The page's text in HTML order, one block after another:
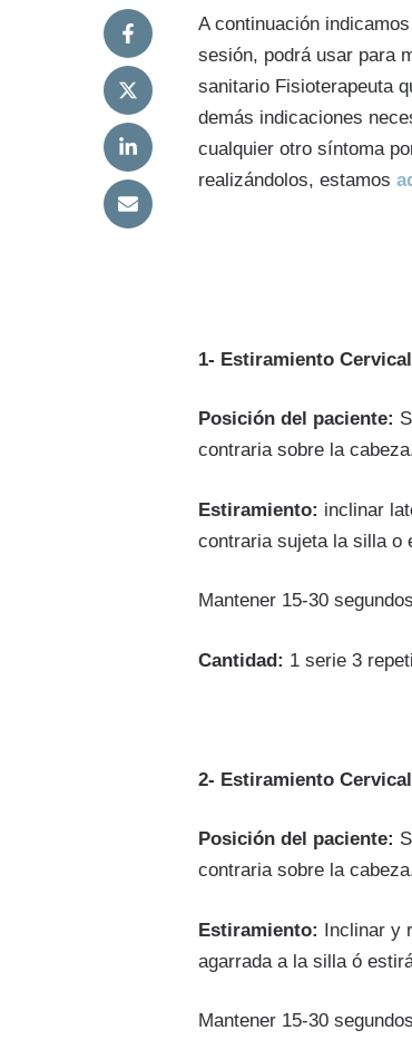
A continuación
sesión, podrá usar para
sanitario Fisioterapeuta
demás indicaciones
cualquier otro síntoma
realizándolos, estamos
1- Estiramiento
Posición del paciente:
contraria sobre la
Estiramiento: inclinar
contraria sujeta la silla o
Mantener 15-30
Cantidad: 1 serie 3
2- Estiramiento
Posición del paciente:
contraria sobre la
Estiramiento: Inclinar y
agarrada a la silla ó
Mantener 15-30